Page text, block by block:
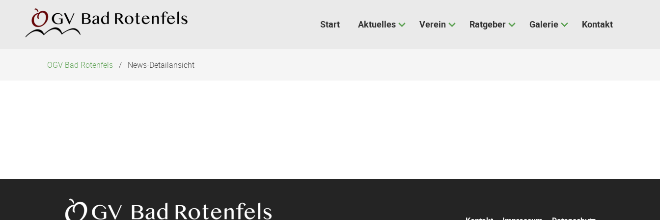
Navigation
überspringen
Start Aktuelles Verein Ratgeber Galerie Kontakt
OGV Bad Rotenfels News-Detailansicht